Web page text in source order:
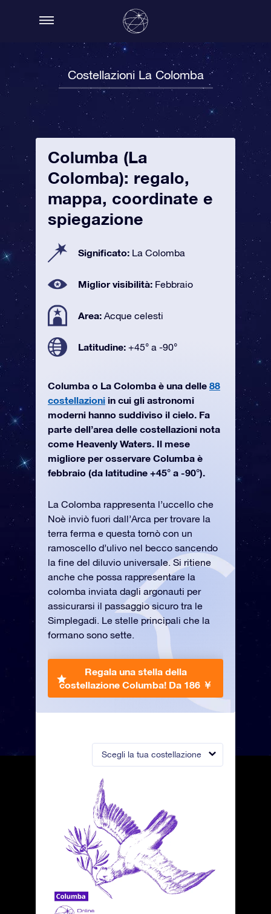
Costellazioni La Colomba
Scegli la tua costellazione
Columba (La
Colomba): regalo,
mappa, coordinate e
spiegazione
Significato: La Colomba
Miglior visibilità: Febbraio
Area: Acque celesti
Latitudine: +45° a -90°
Columba o La Colomba è una delle 88
costellazioni in cui gli astronomi
moderni hanno suddiviso il cielo. Fa
parte dell’area delle costellazioni nota
come Heavenly Waters. Il mese
migliore per osservare Columba è
febbraio (da latitudine +45° a -90°).
La Colomba rappresenta l’uccello che
Noè inviò fuori dall’Arca per trovare la
terra ferma e questa tornò con un
ramoscello d’ulivo nel becco sancendo
la fine del diluvio universale. Si ritiene
anche che possa rappresentare la
colomba inviata dagli argonauti per
assicurarsi il passaggio sicuro tra le
Simplegadi. Le stelle principali che la
formano sono sette.
Regala una stella della
costellazione Columba! Da 186 ￥